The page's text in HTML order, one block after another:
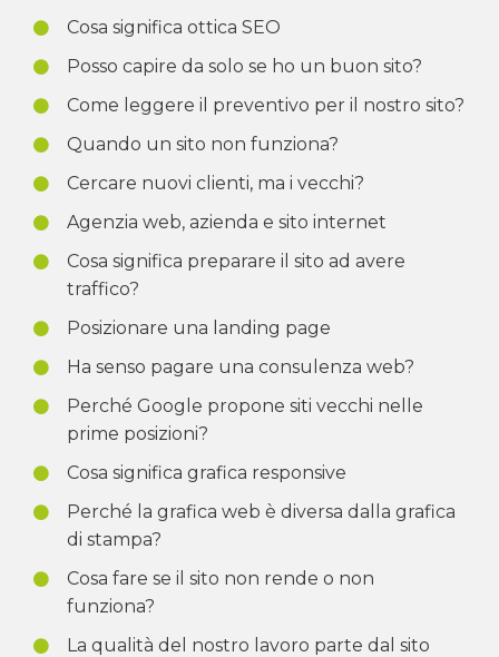
Cosa significa ottica SEO
Posso capire da solo se ho un buon sito?
Come leggere il preventivo per il nostro sito?
Quando un sito non funziona?
Cercare nuovi clienti, ma i vecchi?
Agenzia web, azienda e sito internet
Cosa significa preparare il sito ad avere
traffico?
Posizionare una landing page
Ha senso pagare una consulenza web?
Perché Google propone siti vecchi nelle
prime posizioni?
Cosa significa grafica responsive
Perché la grafica web è diversa dalla grafica
di stampa?
Cosa fare se il sito non rende o non
funziona?
La qualità del nostro lavoro parte dal sito